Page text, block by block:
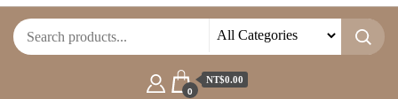
0
NT$0.00